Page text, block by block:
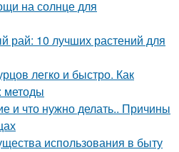
на солнце для
рай: 10 лучших растений для
легко и быстро. Как
методы
и что нужно делать.. Причины
использования в быту